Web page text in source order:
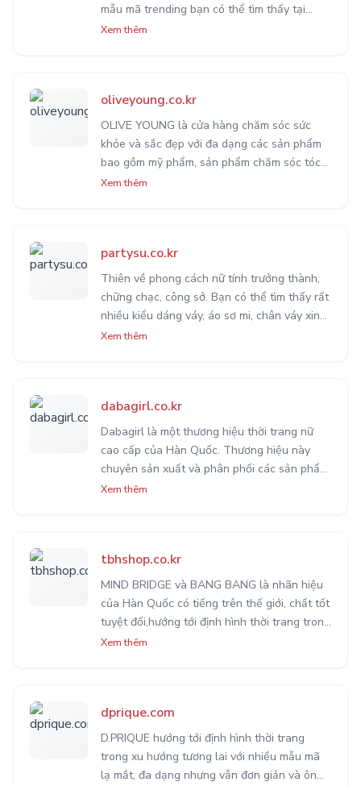
mẫu mã trending bạn có thể tìm thấy tại
Chuu với giá cả rất chi là sinh viên. Phù hợp
Xem thêm
oliveyoung.co.kr
OLIVE YOUNG là cửa hàng chăm sóc sức
khỏe và sắc đẹp với đa dạng các sản phẩm
bao gồm mỹ phẩm, sản phẩm chăm sóc tóc
và cơ thể, và các sản phẩm chăm sóc sức
Xem thêm
partysu.co.kr
Thiên về phong cách nữ tính trưởng thành,
chững chạc, công sở. Bạn có thể tìm thấy rất
nhiều kiểu dáng váy, áo sơ mi, chân váy xinh
xắn tại Roem. Phù hợp cho những ai theo
Xem thêm
dabagirl.co.kr
Dabagirl là một thương hiệu thời trang nữ
cao cấp của Hàn Quốc. Thương hiệu này
chuyên sản xuất và phân phối các sản phẩm
thời trang và phụ kiện nữ theo xu hướng thời
bao gồm quần áo, giày dép, túi xách, đồ
trang sức và các sản phẩm khác. Tất cả đều
được sản xuất và thiết kế với chất liệu và
kiểu dáng đa dạng để phù hợp với nhiều
phong cách và sở thích của khách hàng.
thanh toán trực tuyến và theo dõi đơn hàng.
chăm sóc khách hàng chuyên nghiệp, giúp
khách hàng có được trải nghiệm mua sắm tốt
Xem thêm
tbhshop.co.kr
MIND BRIDGE và BANG BANG là nhãn hiệu
của Hàn Quốc có tiếng trên thế giới, chất tốt
tuyệt đối,hướng tới định hình thời trang trong
xu hướng tương lai với nhiều mẫu mã lạ mắt,
Xem thêm
dprique.com
D.PRIQUE hướng tới định hình thời trang
trong xu hướng tương lai với nhiều mẫu mã
lạ mắt, đa dạng nhưng vẫn đơn giản và ôn